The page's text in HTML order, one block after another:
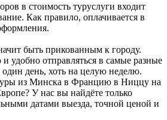
в стоимость туруслуги входит
Как правило, оплачивается в
быть прикованным к городу.
удобно отправляться в самые разные
день, хоть на целую неделю.
из Минска в Францию в Ниццу на
У нас вы найдёте только
датами выезда, точной ценой и